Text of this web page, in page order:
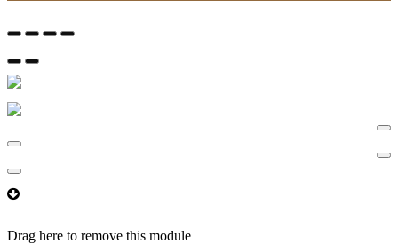
Drag here to remove this module